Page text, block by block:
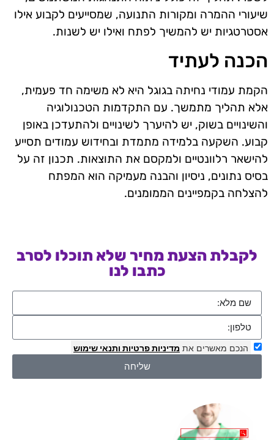
שיעורי ההמרה ומקורות התנועה, שמסייעים לקבוע אילו
אסטרטגיות יש להמשיך לפתח ואילו יש לשנות.
הכנה לעתיד
הקמת עמודי נחיתה בגוגל היא לא משימה חד פעמית,
אלא תהליך מתמשך. עם התקדמות הטכנולוגיה
והשינויים בשוק, יש להיערך לשינויים ולהתעדכן באופן
קבוע. השקעה בלמידה מתמדת ובחידוש עמודים תסייע
להישאר רלוונטיים ולמקסם את התוצאות. תכנון זה על
בסיס נתונים, ניסיון והבנה מעמיקה הוא המפתח
להצלחה בקמפיינים הממומנים.
לקבלת הצעת מחיר שלא תוכלו לסרב
כתבו לנו
הנכם מאשרים את מדיניות פרטיות ותנאי שימוש
שליחה